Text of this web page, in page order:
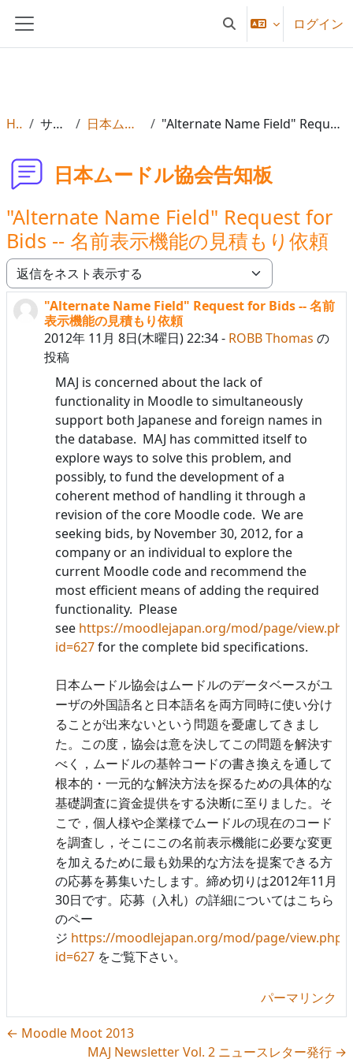
サイドパネル 検索入力に切り替える
ログイン
Home サイトページ 日本ムードル協会告知板 "Alternate Name Field" Request for Bids -- 名前表示機能の見積もり依頼
日本ムードル協会告知板
"Alternate Name Field" Request for
Bids -- 名前表示機能の見積もり依頼
表示モード
"Alternate Name Field" Request for Bids -- 名前
表示機能の見積もり依頼
2012年 11月 8日(木曜日) 22:34- ROBB Thomas の
投稿
返信数: 0
MAJ is concerned about the lack of
functionality in Moodle to simultaneously
support both Japanese and foreign names in
the database. MAJ has committed itself to
explore ways to solve this problem, and
possibly, to fund the development of a
coherent method of handling it through a
revision of the core Moodle code. We are
seeking bids, by November 30, 2012, for a
company or an individual to explore the
current Moodle code and recommend the
most efficient means of adding the required
functionality. Please
see https://moodlejapan.org/mod/page/
id=627for the complete bid specifications.
日本ムードル協会はムードルのデータベースがユ
ーザの外国語名と日本語名を両方同時に使い分け
ることが出来ないという問題を憂慮してきまし
た。この度，協会は意を決してこの問題を解決す
べく，ムードルの基幹コードの書き換えを通して
根本的・一元的な解決方法を探るための具体的な
基礎調査に資金提供をする決断に至りました。そ
こで，個人様や企業様でムードルの現在のコード
を調査し，そこにこの名前表示機能に必要な変更
を加えるために最も効果的な方法を提案できる方
の応募を募集いたします。締め切りは2012年11月
30日です。応募（入札）の詳細についてはこちら
のペー
ジ https://moodlejapan.org/mod/page/view.php?
id=627 をご覧下さい。
パーマリンク
← Moodle Moot 2013
MAJ Newsletter Vol. 2 ニュースレター発行 →